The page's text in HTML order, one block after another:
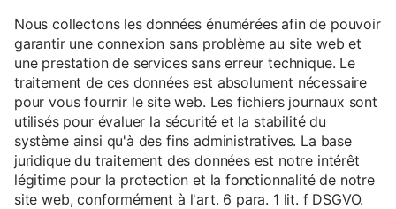
Nous collectons les données énumérées afin de pouvoir
garantir une connexion sans problème au site web et
une prestation de services sans erreur technique. Le
traitement de ces données est absolument nécessaire
pour vous fournir le site web. Les fichiers journaux sont
utilisés pour évaluer la sécurité et la stabilité du
système ainsi qu'à des fins administratives. La base
juridique du traitement des données est notre intérêt
légitime pour la protection et la fonctionnalité de notre
site web, conformément à l'art. 6 para. 1 lit. f DSGVO.